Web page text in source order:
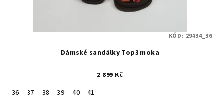
Dámské sandálky Top3 moka
2 899 Kč
36
37 38 39 40
41
KÓD: 29434_36